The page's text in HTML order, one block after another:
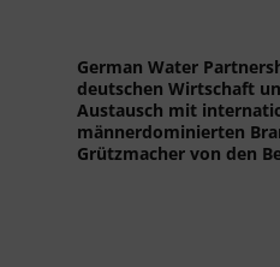
German Water
deutschen Wirtschaft
Austausch mit
männerdominierten
Grützmacher von den